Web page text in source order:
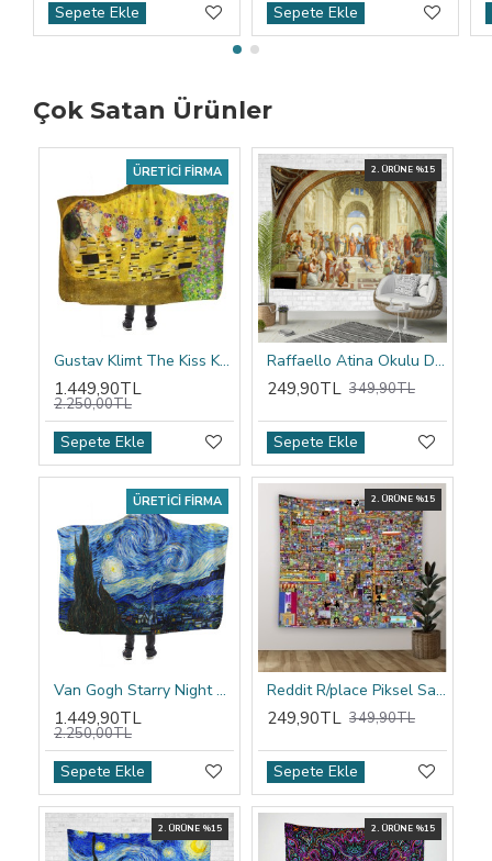
Sepete Ekle Sepete Ekle
Çok Satan Ürünler
ÜRETICI FIRMA
Gustav Klimt The Kiss Kapşonlu Battaniye
1.449,90TL
2.250,00TL
Sepete Ekle
2. ÜRÜNE %15
Raffaello Atina Okulu Duvar Örtüsü
249,90TL 349,90TL
Sepete Ekle
ÜRETICI FIRMA
Van Gogh Starry Night Kapşonlu Battaniye
1.449,90TL
2.250,00TL
Sepete Ekle
2. ÜRÜNE %15
Reddit R/place Piksel Sanatı Duvar Örtüsü
249,90TL 349,90TL
Sepete Ekle
2. ÜRÜNE %15 2. ÜRÜNE %15